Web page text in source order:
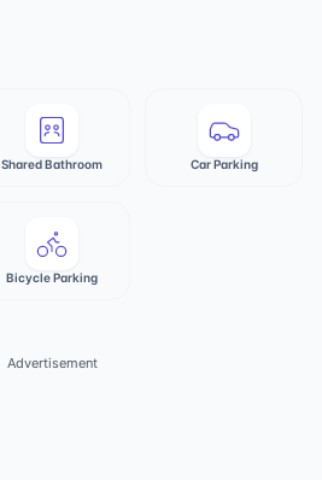
Shared Bathroom Car Parking
Bicycle Parking
Advertisement